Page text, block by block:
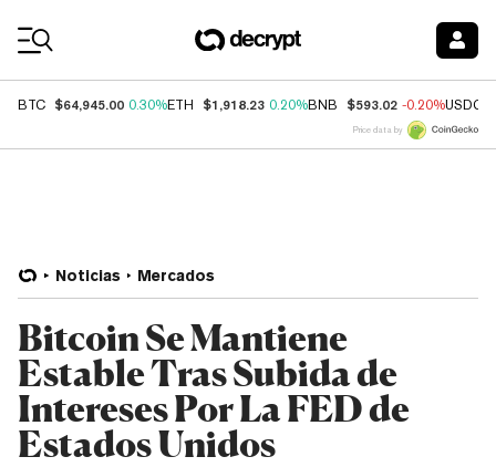
BTC $64,945.00 0.30%ETH $1,918.23 0.20%BNB $593.02 -0.20%USDC
Price data by
Noticias Mercados
Bitcoin Se Mantiene
Estable Tras Subida de
Intereses Por La FED de
Estados Unidos